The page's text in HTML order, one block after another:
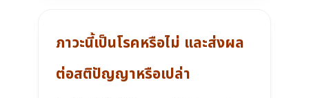
ภาวะนี้เป็นโรคหรือไม่ และส่งผล
ต่อสติปัญญาหรือเปล่า